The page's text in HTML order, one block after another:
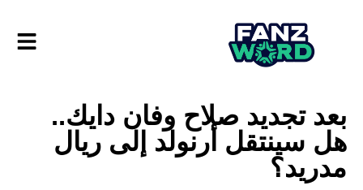
بعد تجديد صلاح وفان دايك..
هل سينتقل أرنولد إلى ريال
مدريد؟